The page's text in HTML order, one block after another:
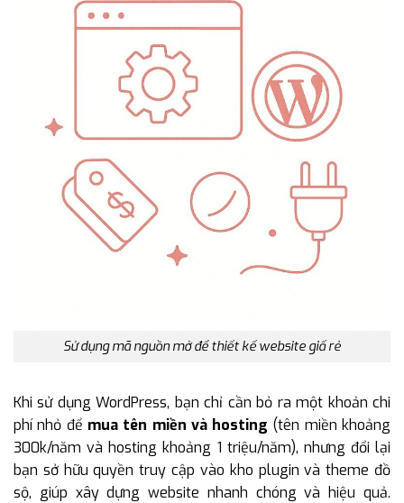
Sử dụng mã nguồn mở để thiết kế website giấ rẻ
Khi sử dụng WordPress, bạn chỉ cần bỏ ra một khoản chi
phí nhỏ để mua tên miền và hosting (tên miền khoảng
300k/năm và hosting khoảng 1 triệu/năm), nhưng đổi lại
bạn sở hữu quyền truy cập vào kho plugin và theme đồ
sộ, giúp xây dựng website nhanh chóng và hiệu quả.